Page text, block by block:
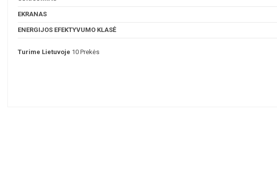
EKRANAS
ENERGIJOS EFEKTYVUMO KLASĖ
Turime Lietuvoje 10 Prekės